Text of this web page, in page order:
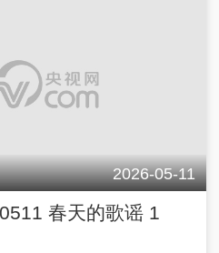
2026-05-11
春天的歌谣 1